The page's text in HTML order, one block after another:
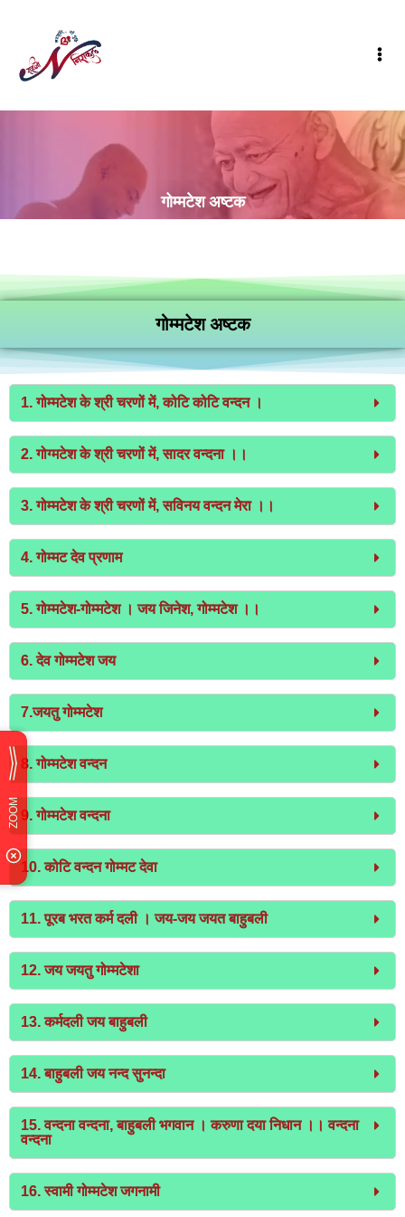
गोम्मटेश अष्टक
गोम्मटेश अष्टक
1. गोम्मटेश के श्री चरणों में, कोटि कोटि वन्दन ।
2. गोग्मटेश के श्री चरणों में, सादर वन्दना ।।
3. गोम्मटेश के श्री चरणों में, सविनय वन्दन मेरा ।।
4. गोम्मट देव प्रणाम
5. गोम्मटेश-गोम्मटेश । जय जिनेश, गोम्मटेश ।।
6. देव गोम्मटेश जय
7.जयतु गोम्मटेश
8. गोम्मटेश वन्दन
9. गोम्मटेश वन्दना
10. कोटि वन्दन गोम्मट देवा
11. पूरब भरत कर्म दली । जय-जय जयत बाहुबली
12. जय जयतु गोम्मटेशा
13. कर्मदली जय बाहुबली
14. बाहुबली जय नन्द सुनन्दा
15. वन्दना वन्दना, बाहुबली भगवान । करुणा दया निधान ।। वन्दना
वन्दना
16. स्वामी गोम्मटेश जगनामी